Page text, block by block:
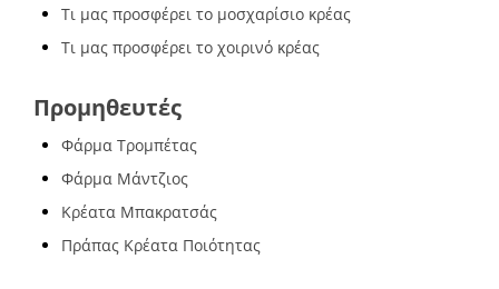
Τι μας προσφέρει το μοσχαρίσιο κρέας
Τι μας προσφέρει το χοιρινό κρέας
Προμηθευτές
Φάρμα Τρομπέτας
Φάρμα Μάντζιος
Κρέατα Μπακρατσάς
Πράπας Κρέατα Ποιότητας